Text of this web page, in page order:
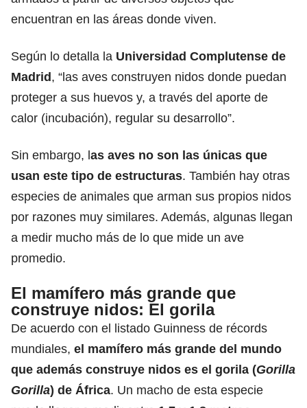
encuentran en las áreas donde viven.
Según lo detalla la Universidad Complutense de
Madrid, “las aves construyen nidos donde puedan
proteger a sus huevos y, a través del aporte de
calor (incubación), regular su desarrollo”.
Sin embargo, las aves no son las únicas que
usan este tipo de estructuras. También hay otras
especies de animales que arman sus propios nidos
por razones muy similares. Además, algunas llegan
a medir mucho más de lo que mide un ave
promedio.
El mamífero más grande que
construye nidos: El gorila
De acuerdo con el listado Guinness de récords
mundiales, el mamífero más grande del mundo
que además construye nidos es el gorila (Gorilla
Gorilla) de África. Un macho de esta especie